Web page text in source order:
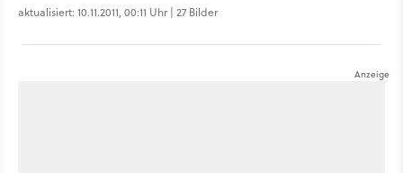
aktualisiert: 10.11.2011, 00:11 Uhr | 27 Bilder